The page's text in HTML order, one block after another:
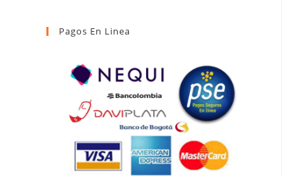
Pagos En Linea